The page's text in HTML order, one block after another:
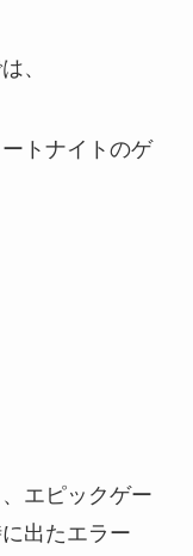
、
トナイトのゲ
エピックゲー
出たエラー